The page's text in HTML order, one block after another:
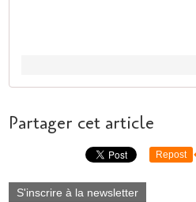
Partager cet article
Repost
S'inscrire à la newsletter